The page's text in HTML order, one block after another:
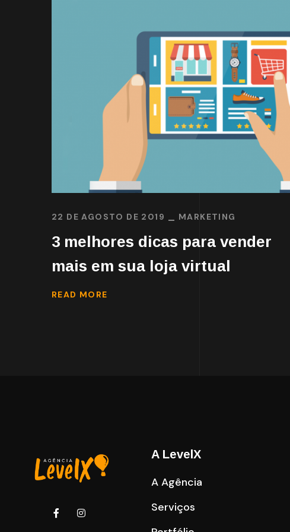
22 DE AGOSTO DE 2019 MARKETING
3 melhores dicas para vender
mais em sua loja virtual
READ MORE
A LevelX
A Agência
Serviços